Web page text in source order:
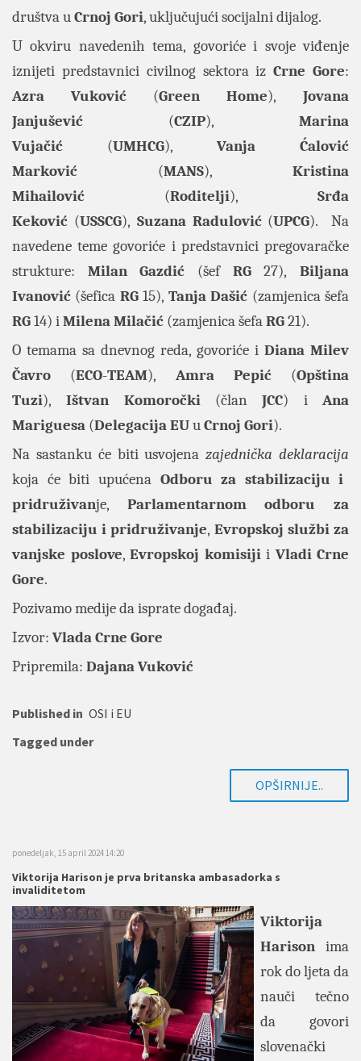
društva uCrnoj Gori, uključujući socijalni dijalog.
U okviru navedenih tema, govoriće i svoje viđenje
iznijeti predstavnici civilnog sektora izCrne Gore:
Azra Vuković (Green Home), Jovana
Janjušević (CZIP), Marina
Vujačić (UMHCG),Vanja Ćalović
Marković (MANS), Kristina
Mihailović (Roditelji), Srđa
Keković (USSCG), Suzana Radulović(UPCG). Na
navedene teme govoriće i predstavnici pregovaračke
strukture: Milan Gazdić (šef RG27),Biljana
Ivanović (šefica RG15),Tanja Dašić (zamjenica šefa
RG14) iMilena Milačić (zamjenica šefaRG21).
O temama sa dnevnog reda, govoriće i Diana Milev
Čavro (ECO-TEAM), Amra Pepić (Opština
Tuzi),Ištvan Komoročki(članJCC) iAna
Mariguesa (Delegacija EUuCrnoj Gori).
Na sastanku će biti usvojenazajednička deklaracija
koja će biti upućena Odboru za stabilizaciju i
pridruživanje, Parlamentarnom odboru za
stabilizaciju i pridruživanje, Evropskoj službi za
vanjske poslove, Evropskoj komisijii Vladi Crne
Gore.
Pozivamo medije da isprate događaj.
Izvor: Vlada Crne Gore
Pripremila: Dajana Vuković
Published in OSI i EU
Tagged under
OPŠIRNIJE..
ponedeljak, 15 april 2024 14:20
Viktorija Harison je prva britanska ambasadorka s
invaliditetom
Viktorija
Harison ima
rok do ljeta da
nauči tečno
da govori
slovenački